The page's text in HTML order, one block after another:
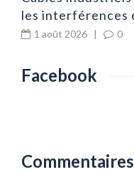
les interférences
1 août 2026 | 0
Facebook